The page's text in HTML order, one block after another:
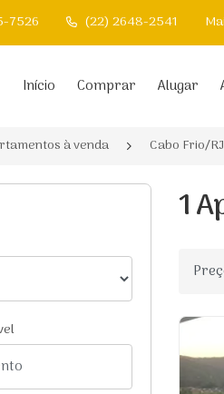
7526 (22) 2648-2541
Início Comprar Alugar
à venda Cabo Frio/RJ
1